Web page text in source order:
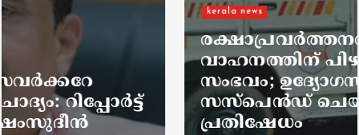
kerala news
രക്ഷാപ്രവർത്തനത്തിന് പോയ
വാഹനത്തിന് പിഴയിടാക്കിയ
സംഭവം; ഉദ്യോഗസ്ഥനെ
സസ്പെൻഡ് ചെയ്തതിൽ
പ്രതിഷേധം